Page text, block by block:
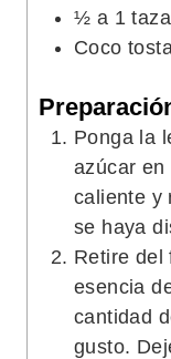
½ a 1
Coco
Ponga la
azúcar en
caliente y
se haya
Retire del
esencia
cantidad
gusto.